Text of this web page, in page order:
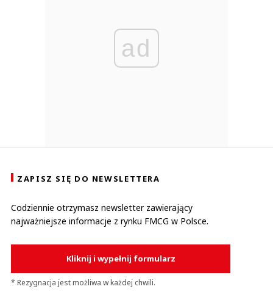
ad
ZAPISZ SIĘ DO NEWSLETTERA
Codziennie otrzymasz newsletter zawierający
najważniejsze informacje z rynku FMCG w Polsce.
Kliknij i wypełnij formularz
* Rezygnacja jest możliwa w każdej chwili.